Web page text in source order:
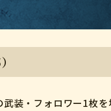
装・フォロワー1枚